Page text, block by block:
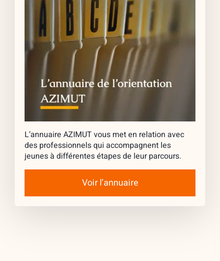
L’annuaire AZIMUT vous met en relation avec
des professionnels qui accompagnent les
jeunes à différentes étapes de leur parcours.
Voir l’annuaire